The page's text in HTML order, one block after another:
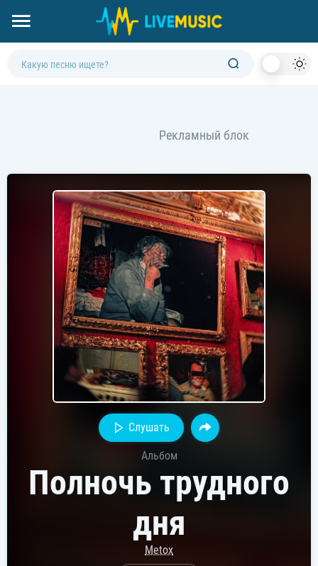
Слушать
Альбом
Полночь трудного
дня
Metox